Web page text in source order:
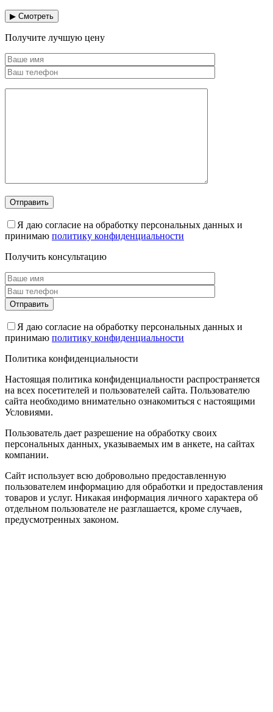
▶ Смотреть
Получите лучшую цену
Я даю согласие на обработку персональных данных и
принимаю политику конфиденциальности
Получить консультацию
Я даю согласие на обработку персональных данных и
принимаю политику конфиденциальности
Политика конфиденциальности
Настоящая политика конфиденциальности распространяется
на всех посетителей и пользователей сайта. Пользователю
сайта необходимо внимательно ознакомиться с настоящими
Условиями.
Пользователь дает разрешение на обработку своих
персональных данных, указываемых им в анкете, на сайтах
компании.
Сайт использует всю добровольно предоставленную
пользователем информацию для обработки и предоставления
товаров и услуг. Никакая информация личного характера об
отдельном пользователе не разглашается, кроме случаев,
предусмотренных законом.